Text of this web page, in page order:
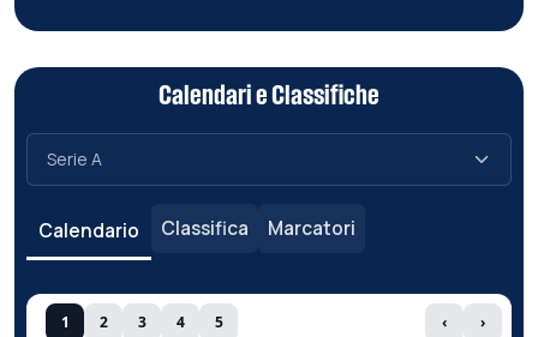
Calendari e Classifiche
Calendario Classifica Marcatori
1 2 3 4 5 ‹ ›